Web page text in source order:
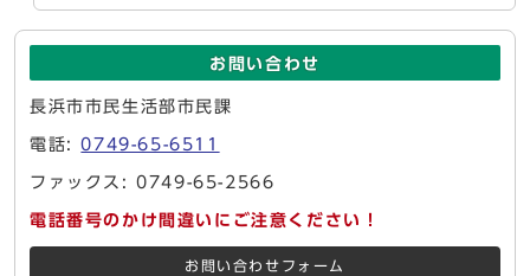
お問い合わせ
長浜市市民生活部市民課
電話:0749-65-6511
ファックス: 0749-65-2566
電話番号のかけ間違いにご注意ください！
お問い合わせフォーム